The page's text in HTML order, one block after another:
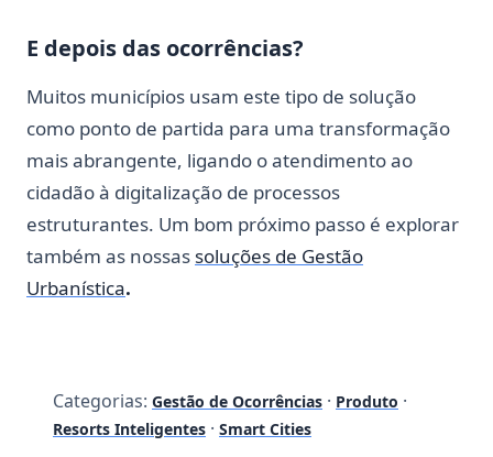
E depois das ocorrências?
Muitos municípios usam este tipo de solução
como ponto de partida para uma transformação
mais abrangente, ligando o atendimento ao
cidadão à digitalização de processos
estruturantes. Um bom próximo passo é explorar
também as nossas soluções de Gestão
Urbanística.
Categorias: Gestão de Ocorrências · Produto ·
Resorts Inteligentes · Smart Cities